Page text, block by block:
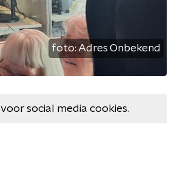
foto: Adres Onbekend
voor social media cookies.